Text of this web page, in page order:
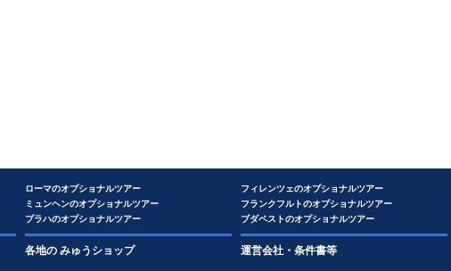
ローマのオプショナルツアー
ミュンヘンのオプショナルツアー
プラハのオプショナルツアー
フィレンツェのオプショナルツアー
フランクフルトのオプショナルツアー
ブダペストのオプショナルツアー
各地の みゅうショップ 運営会社・条件書等